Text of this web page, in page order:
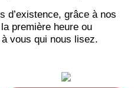
d’existence, grâce à nos
première heure ou
à vous qui nous lisez.